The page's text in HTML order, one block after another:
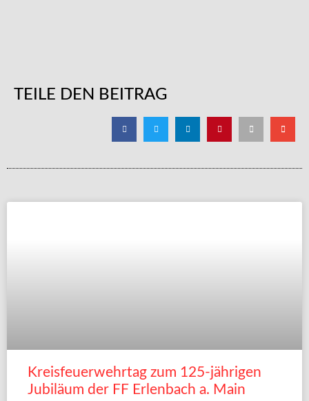
TEILE DEN BEITRAG
Kreisfeuerwehrtag zum 125-jährigen
Jubiläum der FF Erlenbach a. Main